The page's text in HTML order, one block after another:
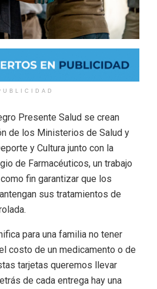
Presente Salud se crean
de los Ministerios de Salud y
y Cultura junto con la
de Farmacéuticos, un trabajo
fin garantizar que los
sus tratamientos de
para una familia no tener
costo de un medicamento o de
tarjetas queremos llevar
de cada entrega hay una